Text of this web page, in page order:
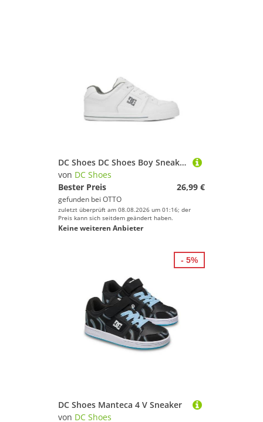
DC Shoes DC Shoes Boy Sneakers Weiß DC SHOES-EO-PURE DC01783112 Weiß Sneaker
von DC Shoes
Bester Preis
26,99 €
gefunden bei OTTO
zuletzt überprüft am 08.08.2026 um 01:16; der
Preis kann sich seitdem geändert haben.
Keine weiteren Anbieter
DC Shoes Manteca 4 V Sneaker
von DC Shoes
- 5%